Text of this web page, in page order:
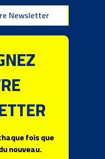
Newsletter
fois que
nouveau.